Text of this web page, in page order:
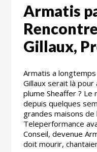
Armatis
Gillaux,
Armatis a
Gillaux serait là
plume Sheaffer ? Le
depuis quelques
grandes maisons de
Teleperformance
Conseil, devenue
doit mourir,